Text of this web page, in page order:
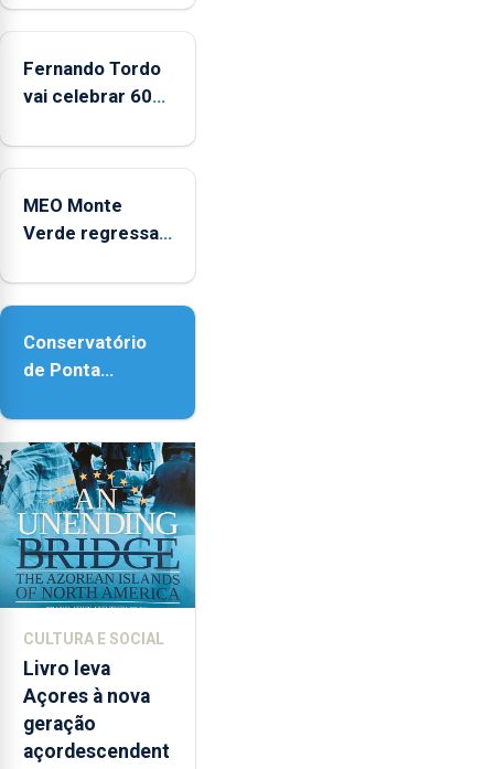
entre
e
2025
Fernando Tordo
vai celebrar 60
no Coliseu
MEO Monte
Verde regressa
acessibilidade
Conservatório
de Ponta
contar com
novos
instrumentos
CULTURA E SOCIAL
Livro leva
Açores à nova
geração
açordescendent